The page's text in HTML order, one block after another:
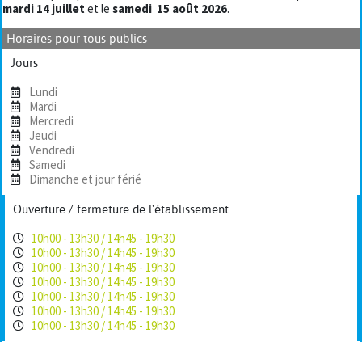
mardi 14 juilletet le samedi 15 août 2026.
Horaires pour tous publics
Jours
Lundi
Mardi
Mercredi
Jeudi
Vendredi
Samedi
Dimanche et jour férié
Ouverture / fermeture de l'établissement
10h00 - 13h30 / 14h45 - 19h30
10h00 - 13h30 / 14h45 - 19h30
10h00 - 13h30 / 14h45 - 19h30
10h00 - 13h30 / 14h45 - 19h30
10h00 - 13h30 / 14h45 - 19h30
10h00 - 13h30 / 14h45 - 19h30
10h00 - 13h30 / 14h45 - 19h30